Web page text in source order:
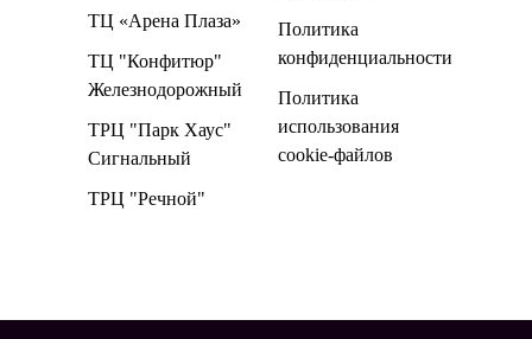
ТЦ «Арена Плаза»
ТЦ "Конфитюр"
Железнодорожный
ТРЦ "Парк Хаус"
Сигнальный
ТРЦ "Речной"
Политика
конфиденциальности
Политика
использования
cookie-файлов